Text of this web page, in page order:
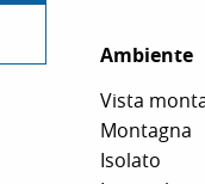
Ambiente
Ambiente
Vista
Montagna
Isolato